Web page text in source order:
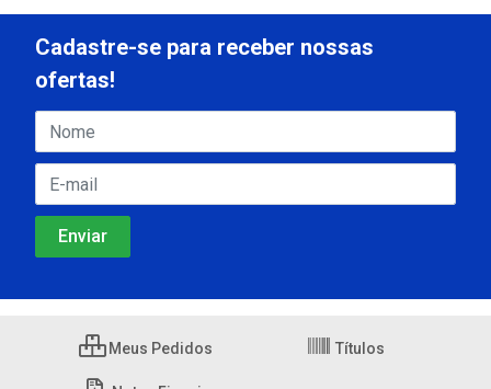
Cadastre-se para receber nossas
ofertas!
Meus Pedidos Títulos